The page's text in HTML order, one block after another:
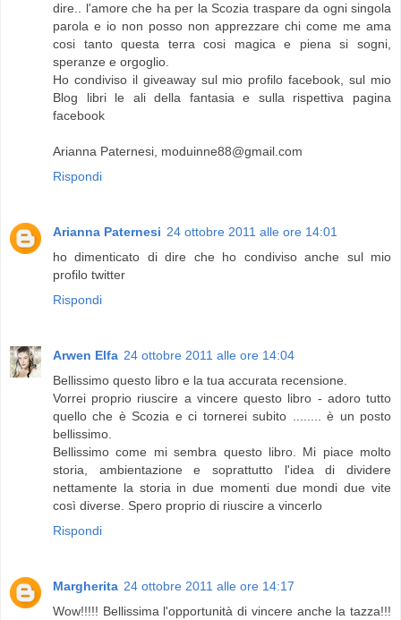
dire.. l'amore che ha per la Scozia traspare da ogni singola
parola e io non posso non apprezzare chi come me ama
cosi tanto questa terra cosi magica e piena si sogni,
speranze e orgoglio.
Ho condiviso il giveaway sul mio profilo facebook, sul mio
Blog libri le ali della fantasia e sulla rispettiva pagina
facebook
Arianna Paternesi, moduinne88@gmail.com
Rispondi
Arianna Paternesi 24 ottobre 2011 alle ore 14:01
ho dimenticato di dire che ho condiviso anche sul mio
profilo twitter
Rispondi
Arwen Elfa 24 ottobre 2011 alle ore 14:04
Bellissimo questo libro e la tua accurata recensione.
Vorrei proprio riuscire a vincere questo libro - adoro tutto
quello che è Scozia e ci tornerei subito ........ è un posto
bellissimo.
Bellissimo come mi sembra questo libro. Mi piace molto
storia, ambientazione e soprattutto l'idea di dividere
nettamente la storia in due momenti due mondi due vite
così diverse. Spero proprio di riuscire a vincerlo
Rispondi
Margherita 24 ottobre 2011 alle ore 14:17
Wow!!!!! Bellissima l'opportunità di vincere anche la tazza!!!